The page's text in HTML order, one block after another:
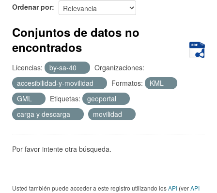
Acerca de
Ordenar por
Conjuntos de datos no
encontrados
Licencias: by-sa-40
Organizaciones:
accesibilidad-y-movilidad
Formatos:
KML
GML
Etiquetas:
geoportal
carga y descarga
movilidad
Por favor intente otra búsqueda.
Usted también puede acceder a este registro utilizando losAPI (verAPI